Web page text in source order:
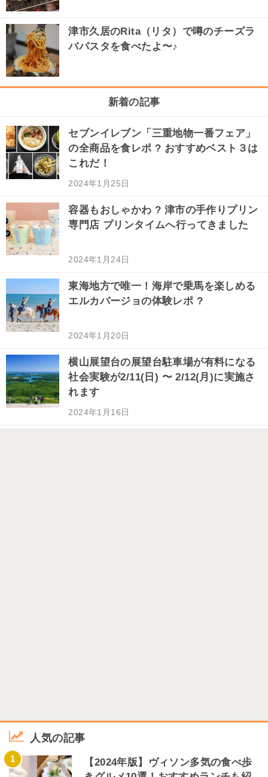
津市久居のRita（リタ）で噂のチーズラ
バパスタを食べたよ〜♪
新着の記事
セブンイレブン「三重地物一番フェア」
の全商品を食レポ ? おすすめベスト３は
これだ！
2024年1月25日
容器もおしゃかわ ? 津市の手作りプリン
専門店 プリンタイムへ行ってきました
2024年1月24日
東海地方で唯一！海岸で乗馬を楽しめる
エルカバージョの体験レポ ?
2024年1月20日
横山展望台の展望台駐車場が有料になる
社会実験が2/11(日) 〜 2/12(月)に実施さ
れます
2024年1月16日
人気の記事
1
【2024年版】ヴィソン多気の食べ歩